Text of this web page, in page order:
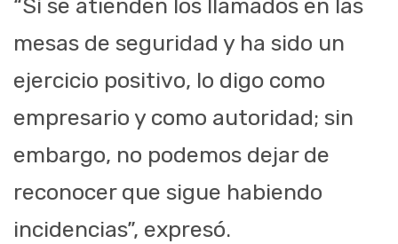
“Sí se atienden los llamados en las
mesas de seguridad y ha sido un
ejercicio positivo, lo digo como
empresario y como autoridad; sin
embargo, no podemos dejar de
reconocer que sigue habiendo
incidencias”, expresó.